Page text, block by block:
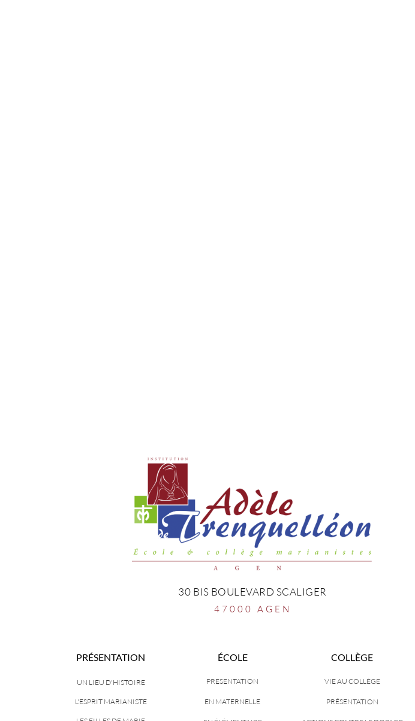
30 BIS BOULEVARD SCALIGER
47000 AGEN
PRÉSENTATION
UN LIEU D'HISTOIRE
L'ESPRIT MARIANISTE
ÉCOLE
PRÉSENTATION
EN MATERNELLE
COLLÈGE
VIE AU COLLÈGE
PRÉSENTATION